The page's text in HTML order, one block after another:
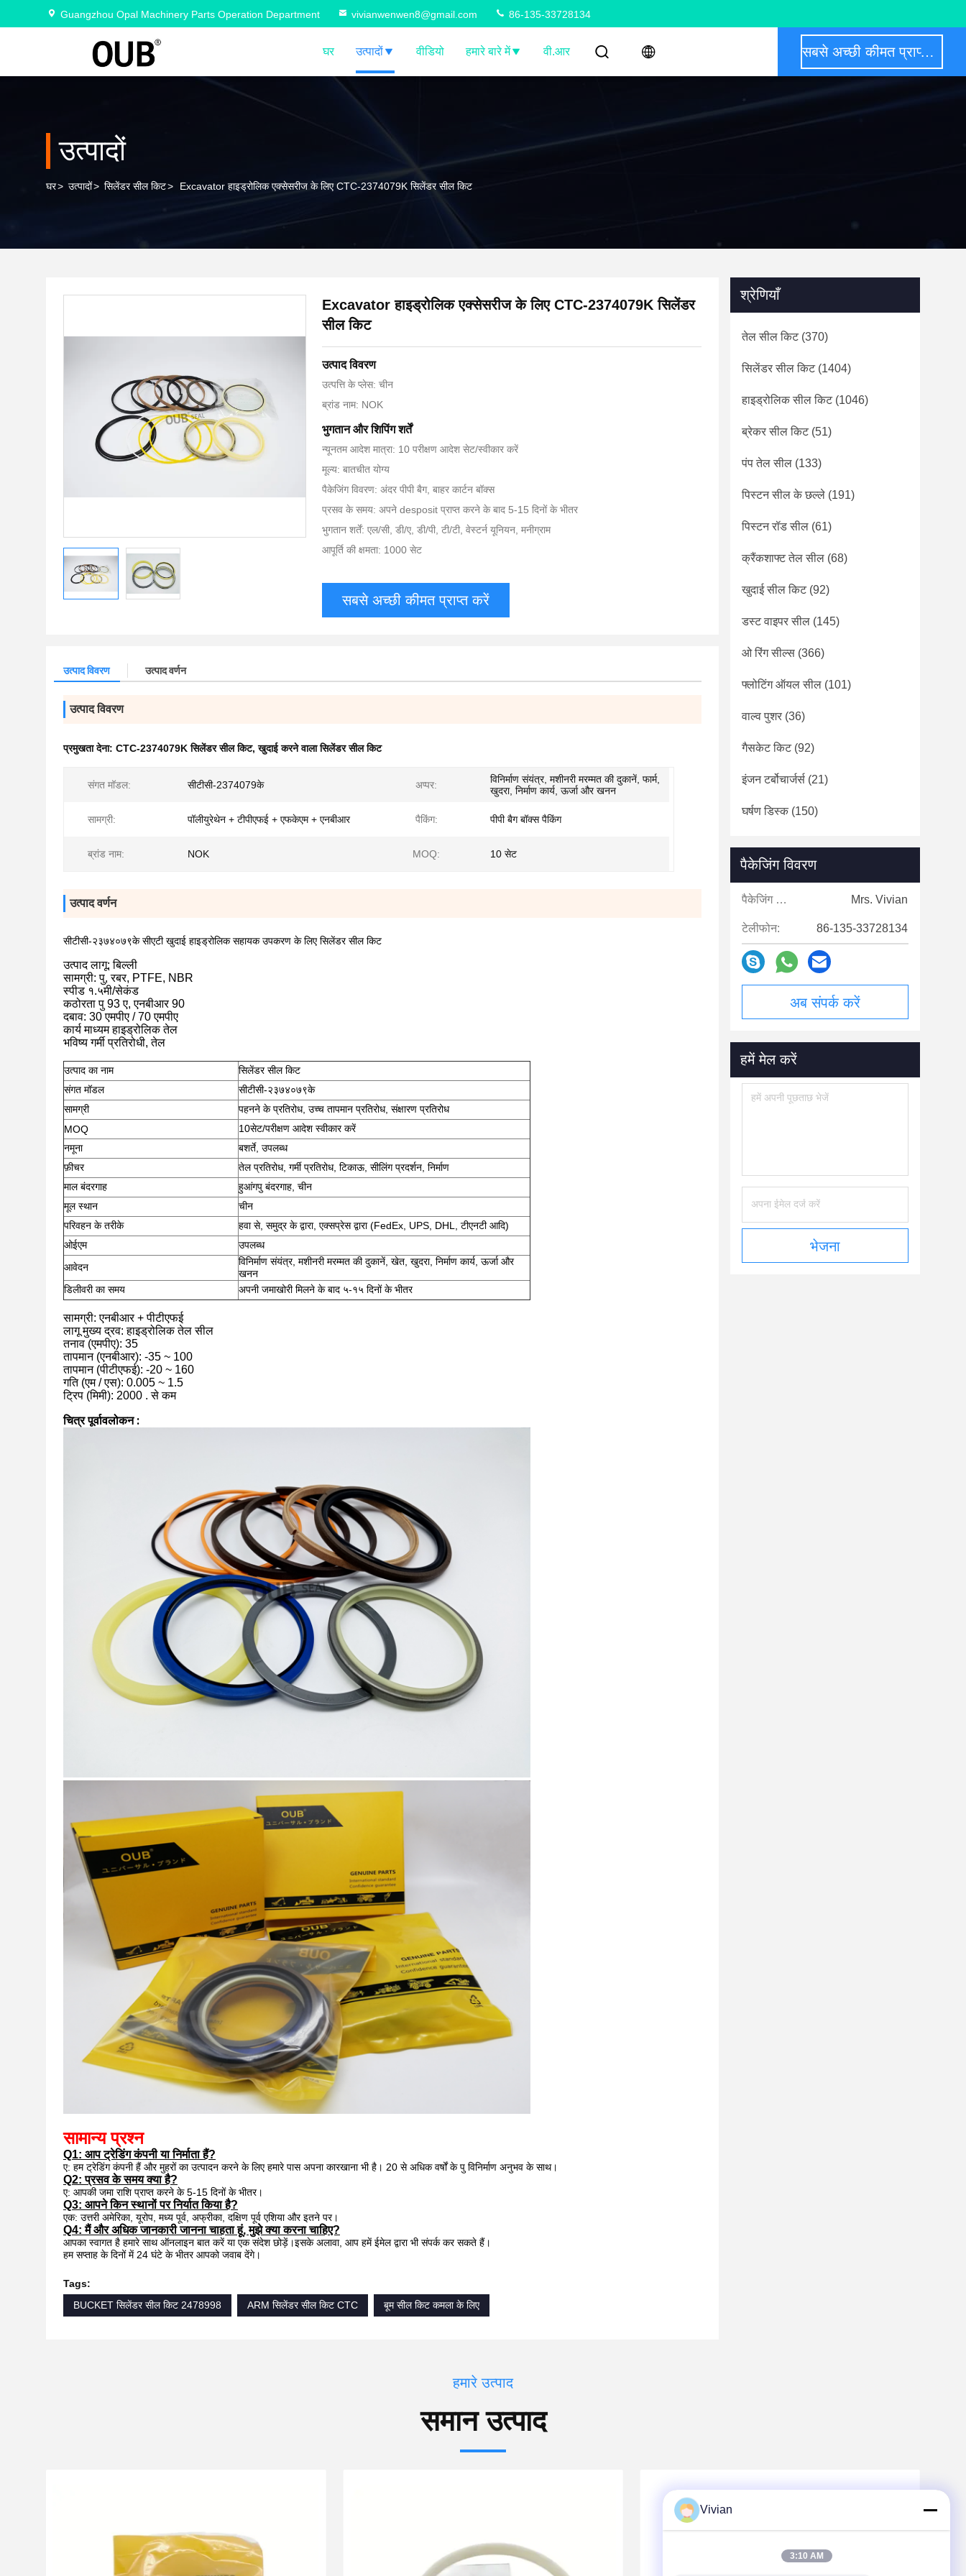
Guangzhou Opal Machinery Parts Operation Department vivianwenwen8@gmail.com 86-135-33728134
घर उत्पादों वीडियो हमारे बारे में वी.आर सबसे अच्छी कीमत प्राप्त करें
उत्पादों
घर> उत्पादों> सिलेंडर सील किट> Excavator हाइड्रोलिक एक्सेसरीज के लिए CTC-2374079K सिलेंडर सील किट
Excavator हाइड्रोलिक एक्सेसरीज के लिए CTC-2374079K सिलेंडर
सील किट
उत्पाद विवरण
उत्पत्ति के प्लेस: चीन
ब्रांड नाम: NOK
भुगतान और शिपिंग शर्तें
न्यूनतम आदेश मात्रा: 10 परीक्षण आदेश सेट/स्वीकार करें
मूल्य: बातचीत योग्य
पैकेजिंग विवरण: अंदर पीपी बैग, बाहर कार्टन बॉक्स
प्रसव के समय: अपने desposit प्राप्त करने के बाद 5-15 दिनों के भीतर
भुगतान शर्तें: एल/सी, डी/ए, डी/पी, टी/टी, वेस्टर्न यूनियन, मनीग्राम
आपूर्ति की क्षमता: 1000 सेट
सबसे अच्छी कीमत प्राप्त करें
उत्पाद विवरण उत्पाद वर्णन
उत्पाद विवरण
प्रमुखता देना: CTC-2374079K सिलेंडर सील किट,खुदाई करने वाला सिलेंडर सील किट
संगत मॉडल: सीटीसी-2374079के अप्पर:
विनिर्माण संयंत्र, मशीनरी मरम्मत की दुकानें, फार्म,
खुदरा, निर्माण कार्य, ऊर्जा और खनन
सामग्री: पॉलीयुरेथेन + टीपीएफई + एफकेएम + एनबीआर पैकिंग: पीपी बैग बॉक्स पैकिंग
ब्रांड नाम: NOK MOQ: 10 सेट
उत्पाद वर्णन
सीटीसी-२३७४०७९के सीएटी खुदाई हाइड्रोलिक सहायक उपकरण के लिए सिलेंडर सील किट
उत्पाद लागू: बिल्ली
सामग्री: पु, रबर, PTFE, NBR
स्पीड १.५मी/सेकंड
कठोरता पु 93 ए, एनबीआर 90
दबाव: 30 एमपीए / 70 एमपीए
कार्य माध्यम हाइड्रोलिक तेल
भविष्य गर्मी प्रतिरोधी, तेल
उत्पाद का नाम
सिलेंडर सील किट
संगत मॉडल
सीटीसी-२३७४०७९के
सामग्री
पहनने के प्रतिरोध, उच्च तापमान प्रतिरोध, संक्षारण प्रतिरोध
MOQ
10सेट/परीक्षण आदेश स्वीकार करें
नमूना
बशर्ते, उपलब्ध
फ़ीचर
तेल प्रतिरोध, गर्मी प्रतिरोध, टिकाऊ, सीलिंग प्रदर्शन, निर्माण
माल बंदरगाह
हुआंगपु बंदरगाह, चीन
मूल स्थान
चीन
परिवहन के तरीके
हवा से, समुद्र के द्वारा, एक्सप्रेस द्वारा (FedEx, UPS, DHL, टीएनटी आदि)
ओईएम
उपलब्ध
आवेदन
विनिर्माण संयंत्र, मशीनरी मरम्मत की दुकानें, खेत, खुदरा, निर्माण कार्य, ऊर्जा और
खनन
डिलीवरी का समय
अपनी जमाखोरी मिलने के बाद ५-१५ दिनों के भीतर
सामग्री: एनबीआर + पीटीएफई
लागू मुख्य द्रव: हाइड्रोलिक तेल सील
तनाव (एमपीए): 35
तापमान (एनबीआर): -35 ~ 100
तापमान (पीटीएफई): -20 ~ 160
गति (एम / एस): 0.005 ~ 1.5
ट्रिप (मिमी): 2000 . से कम
चित्र पूर्वावलोकन :
सामान्य प्रश्न
Q1: आप ट्रेडिंग कंपनी या निर्माता हैं?
ए: हम ट्रेडिंग कंपनी हैं और मुहरों का उत्पादन करने के लिए हमारे पास अपना कारखाना भी है। 20 से अधिक वर्षों के पु विनिर्माण अनुभव के साथ।
Q2: प्रसव के समय क्या है?
ए: आपकी जमा राशि प्राप्त करने के 5-15 दिनों के भीतर।
Q3: आपने किन स्थानों पर निर्यात किया है?
एक: उत्तरी अमेरिका, यूरोप, मध्य पूर्व, अफ्रीका, दक्षिण पूर्व एशिया और इतने पर।
Q4: मैं और अधिक जानकारी जानना चाहता हूं, मुझे क्या करना चाहिए?
आपका स्वागत है हमारे साथ ऑनलाइन बात करें या एक संदेश छोड़ें।इसके अलावा, आप हमें ईमेल द्वारा भी संपर्क कर सकते हैं।
हम सप्ताह के दिनों में 24 घंटे के भीतर आपको जवाब देंगे।
Tags:
BUCKET सिलेंडर सील किट 2478998
ARM सिलेंडर सील किट CTC बूम सील किट कमला के लिए
श्रेणियाँ
तेल सील किट(370)
सिलेंडर सील किट(1404)
हाइड्रोलिक सील किट(1046)
ब्रेकर सील किट(51)
पंप तेल सील (133)
पिस्टन सील के छल्ले (191)
पिस्टन रॉड सील (61)
क्रैंकशाफ्ट तेल सील (68)
खुदाई सील किट(92)
डस्ट वाइपर सील (145)
ओ रिंग सील्स (366)
फ्लोटिंग ऑयल सील (101)
वाल्व पुशर (36)
गैसकेट किट(92)
इंजन टर्बोचार्जर्स (21)
घर्षण डिस्क (150)
पैकेजिंग विवरण
पैकेजिंग विवरण: Mrs. Vivian
टेलीफोन: 86-135-33728134
अब संपर्क करें
हमें मेल करें
भेजना
हमारे उत्पाद
समान उत्पाद
Vivian
3:10 AM